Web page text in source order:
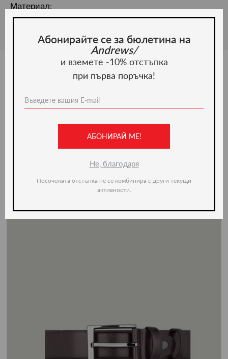
Материал:
Ние препоръчваме
Абонирайте се за бюлетина на
Andrews/
и вземете -10% отстъпка
при първа поръчка!
АБОНИРАЙ МЕ!
Не, благодаря
Посочената отстъпка не се комбинира с други текущи
активности.